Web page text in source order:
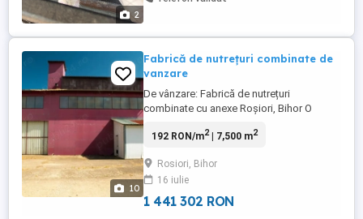
2
10
Fabrică de nutrețuri combinate de
vanzare
De vânzare: Fabrică de nutrețuri
combinate cu anexe Roșiori, Bihor O
Oradea: o instalație completă de
controlată prin PLC, cu linie tehnologică,
hală și spații de depozitare, pe un teren de
7.500 m , din care aproximativ 1.400 ...
192 RON/m2| 7,500 m2
Rosiori, Bihor
16 iulie
1 441 302 RON